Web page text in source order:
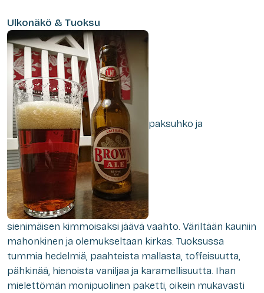
Ulkonäkö & Tuoksu
paksuhko ja
sienimäisen kimmoisaksi jäävä vaahto. Väriltään kauniin
mahonkinen ja olemukseltaan kirkas. Tuoksussa
tummia hedelmiä, paahteista mallasta, toffeisuutta,
pähkinää, hienoista vaniljaa ja karamellisuutta. Ihan
mielettömän monipuolinen paketti, oikein mukavasti